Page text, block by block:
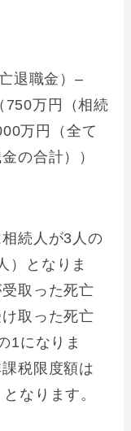
退職金）–
750万円（相続
万円（全て
の合計））
続人が3人の
）となりま
取った死亡
取った死亡
1になりま
税限度額は
なります。